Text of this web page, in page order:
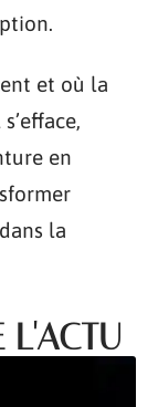
et où la
en
la
L'ACTU